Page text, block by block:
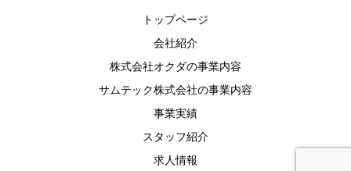
トップページ
会社紹介
株式会社オクダの事業内容
サムテック株式会社の事業内容
事業実績
スタッフ紹介
求人情報